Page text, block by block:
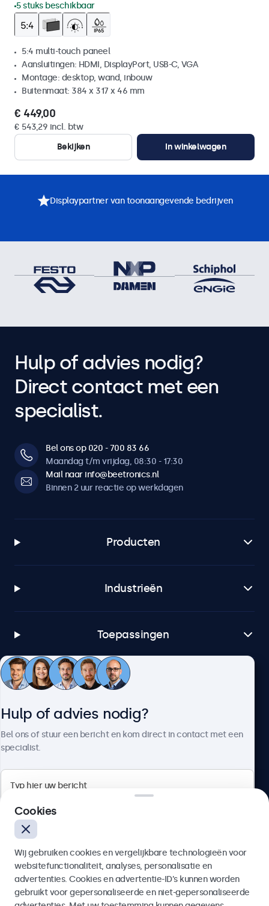
5 stuks beschikbaar
5:4 multi-touch paneel
Aansluitingen: HDMI, DisplayPort, USB-C, VGA
Montage: desktop, wand, inbouw
Buitenmaat: 384 x 317 x 46 mm
€ 449,00
€ 543,29 incl. btw
Bekijken
In winkelwagen
Displaypartner van toonaangevende bedrijven
Hulp of advies nodig?
Direct contact met een
specialist.
Bel ons op 020 - 700 83 66
Maandag t/m vrijdag, 08:30 - 17:30
Mail naar info@beetronics.nl
Binnen 2 uur reactie op werkdagen
Producten
Industrieën
Toepassingen
Klantenservice
4.8/5 door 5000+ bedrijven
Nederlands
Hulp of advies nodig?
Bel ons of stuur een bericht en kom direct in contact met een
specialist.
Verzenden
Cookies
Wij gebruiken cookies en vergelijkbare technologieën voor
websitefunctionaliteit, analyses, personalisatie en
advertenties. Cookies en advertentie-ID’s kunnen worden
gebruikt voor gepersonaliseerde en niet-gepersonaliseerde